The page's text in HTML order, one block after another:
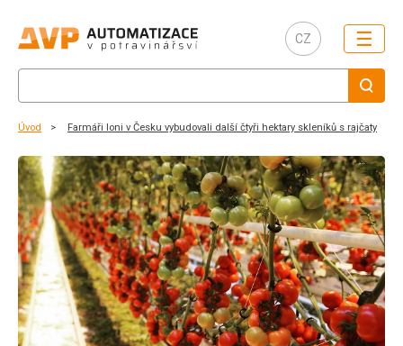
CZ ☰
Úvod Farmáři loni v Česku vybudovali další čtyři hektary skleníků s rajčaty